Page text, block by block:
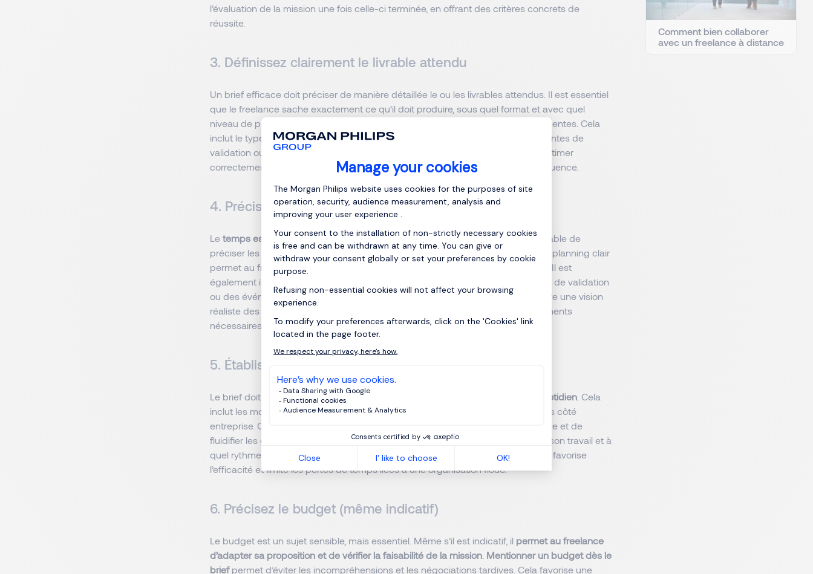
l’évaluation de la mission une fois celle-ci terminée, en offrant des critères concrets de
réussite.
3. Définissez clairement le livrable attendu
Un brief efficace doit préciser de manière détaillée le ou les livrables attendus. Il est essentiel
que le freelance sache exactement ce qu’il doit produire, sous quel format et avec quel
niveau de profondeur.
permet d’éviter les interprétations divergentes. Cela
inclut le type de contenu, le volume, le format, mais aussi les éventuelles contraintes de
validation ou de diffusion. Plus cette partie est précise, plus le freelance peut estimer
correctement le temps de travail nécessaire et organiser sa mission en conséquence.
4. Précisez le planning et les délais
Le temps est un facteur clé dans toute mission freelance. Il est donc indispensable de
préciser les délais attendus, ainsi que les éventuelles étapes intermédiaires. Un planning clair
permet au freelance de prioriser la mission et de s’engager de manière réaliste. Il est
également important de mentionner les contraintes internes, comme des dates de validation
ou des événements externes qui conditionnent le calendrier. Un bon brief intègre une vision
réaliste des délais, en tenant compte des échanges, des retours et des ajustements
nécessaires.
5. Établissez un mode de collaboration fluide
Le brief doit égalementpréciser comment la collaboration va s’organiser au quotidien . Cela
inclut les modalités de communication, les outils utilisés et les interlocuteurs clés côté
entreprise. Clarifier ces éléments dès le départ permet d’éviter les zones d’ombre et de
fluidifier les échanges. Le freelance sait à qui s’adresser, comment transmettre son travail et à
quel rythme les points de suivi auront lieu. Un mode de collaboration bien défini favorise
l’efficacité et limite les pertes de temps liées à une organisation floue.
6. Précisez le budget (même indicatif)
Le budget est un sujet sensible, mais essentiel. Même s’il est indicatif, il permet au freelance
d’adapter sa proposition et de vérifier la faisabilité de la mission Mentionner un budget dès le
briefpermet d’éviter les incompréhensions et les négociations tardives. Cela favorise une
Comment bien collaborer
avec un freelance à distance